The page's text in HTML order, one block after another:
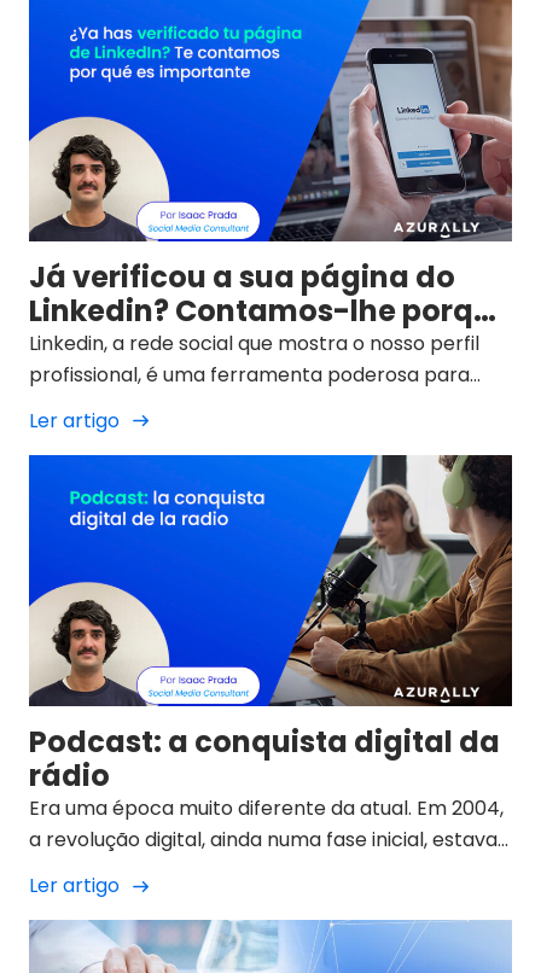
Já verificou a sua página do
Linkedin? Contamos-lhe porque
é importante
Linkedin, a rede social que mostra o nosso perfil
profissional, é uma ferramenta poderosa para
setor e com potenciais clientes.
Ler artigo
Podcast: a conquista digital da
rádio
Era uma época muito diferente da atual. Em 2004,
a revolução digital, ainda numa fase inicial, estava
a avançar a passos largos. A indústria da música
sentia-se no meio de uma tempestade sem
precedentes provocada pelo boom do MP3, pela
pirataria, pelas grandes plataformas de partilha
Ler artigo